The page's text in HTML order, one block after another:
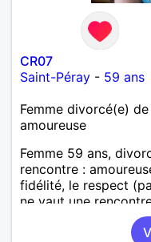
CR07
Saint-Péray - 59 ans
Femme divorcé(e)
amoureuse
Femme 59 ans,
rencontre :
fidélité, le respect
ne vaut une
messages pour
deux et le désir de